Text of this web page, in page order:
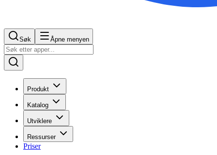
Søk Åpne menyen
Produkt
Katalog
Utviklere
Ressurser
Priser